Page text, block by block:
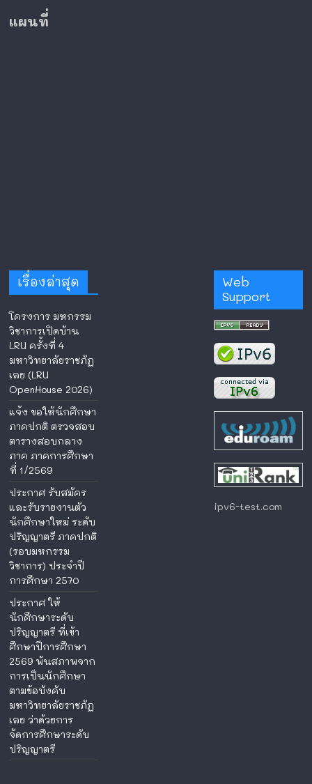
แผนที่
เรื่องล่าสุด
โครงการ มหกรรม
วิชาการเปิดบ้าน
LRU ครั้งที่ 4
มหาวิทยาลัยราชภัฏ
เลย (LRU
OpenHouse 2026)
แจ้ง ขอให้นักศึกษา
ภาคปกติ ตรวจสอบ
ตารางสอบกลาง
ภาค ภาคการศึกษา
ที่ 1/2569
ประกาศ รับสมัคร
และรับรายงานตัว
นักศึกษาใหม่ ระดับ
ปริญญาตรี ภาคปกติ
(รอบมหกรรม
วิชาการ) ประจำปี
การศึกษา 2570
ประกาศ ให้
นักศึกษาระดับ
ปริญญาตรี ที่เข้า
ศึกษาปีการศึกษา
2569 พ้นสภาพจาก
การเป็นนักศึกษา
ตามข้อบังคับ
มหาวิทยาลัยราชภัฏ
เลย ว่าด้วยการ
จัดการศึกษาระดับ
ปริญญาตรี
Web
Support
ipv6-test.com